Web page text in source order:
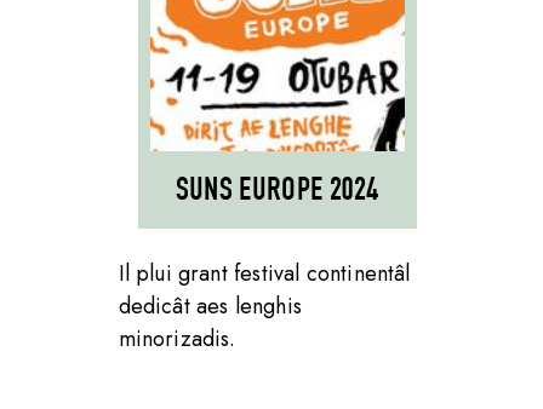
SUNS EUROPE 2024
Il plui grant festival continentâl
dedicât aes lenghis
minorizadis.